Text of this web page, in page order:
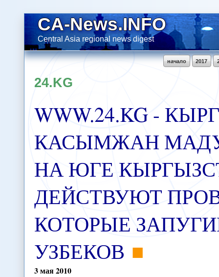
CA-News.INFO
Central Asia regional news digest
2017
начало
24.KG
WWW.24.KG -
КАСЫМЖАН
НА ЮГЕ
ДЕЙСТВУЮТ
КОТОРЫЕ
УЗБЕКОВ
3мая2010